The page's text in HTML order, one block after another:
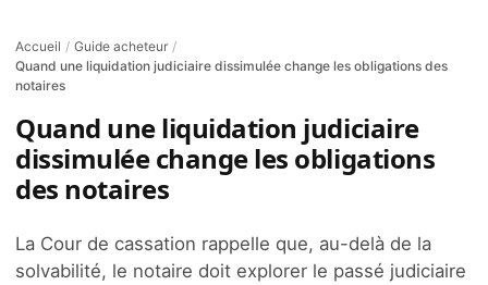
Accueil / Guide acheteur /
Quand une liquidation judiciaire dissimulée change les obligations des
notaires
Quand une liquidation judiciaire
dissimulée change les obligations
des notaires
La Cour de cassation rappelle que, au-delà de la
solvabilité, le notaire doit explorer le passé judiciaire